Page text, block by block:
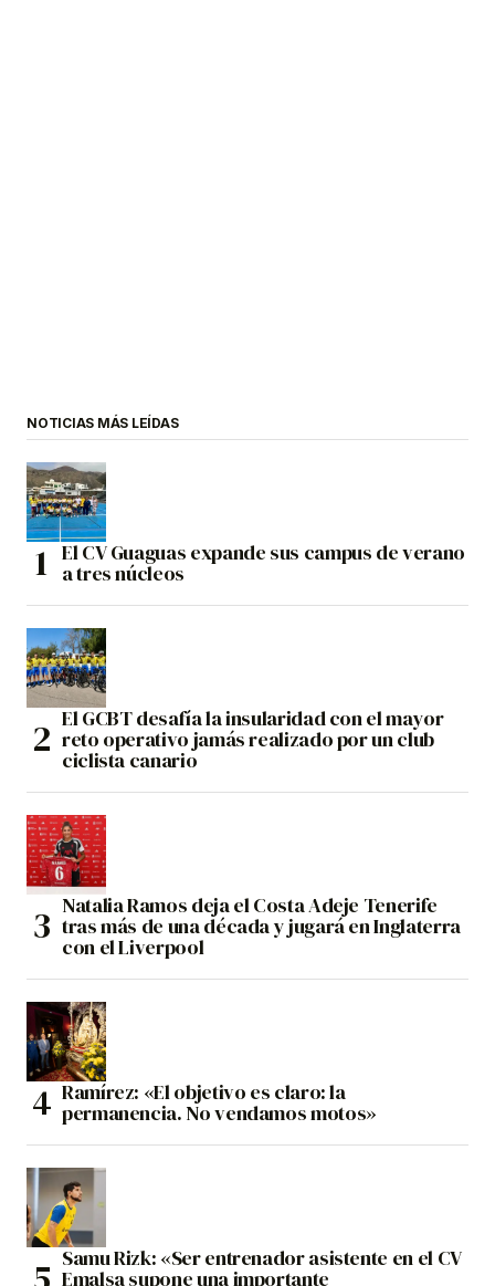
NOTICIAS MÁS LEÍDAS
El CV Guaguas expande sus campus de verano
a tres núcleos
El GCBT desafía la insularidad con el mayor
reto operativo jamás realizado por un club
ciclista canario
Natalia Ramos deja el Costa Adeje Tenerife
tras más de una década y jugará en Inglaterra
con el Liverpool
Ramírez: «El objetivo es claro: la
permanencia. No vendamos motos»
Samu Rizk: «Ser entrenador asistente en el CV
Emalsa supone una importante